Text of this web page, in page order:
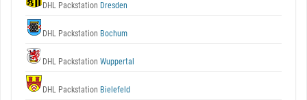
DHL Packstation Dresden
DHL Packstation Bochum
DHL Packstation Wuppertal
DHL Packstation Bielefeld